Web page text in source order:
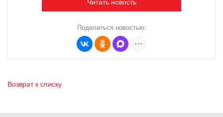
Поделиться новостью:
Возврат к списку